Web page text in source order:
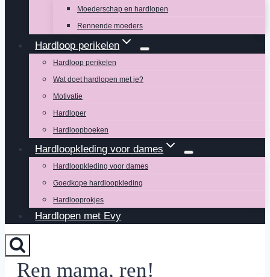
Moederschap en hardlopen
Rennende moeders
Hardloop perikelen
Hardloop perikelen
Wat doet hardlopen met je?
Motivatie
Hardloper
Hardloopboeken
Hardloopkleding voor dames
Hardloopkleding voor dames
Goedkope hardloopkleding
Hardlooprokjes
Hardlopen met Evy
Ren mama, ren!